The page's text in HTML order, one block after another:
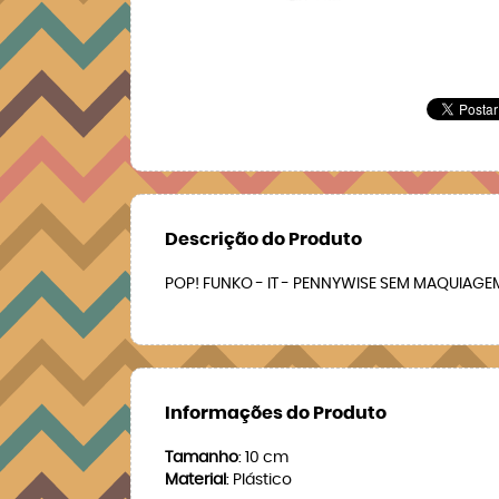
Descrição do Produto
POP! FUNKO - IT - PENNYWISE SEM
Informações do Produto
Tamanho: 10 cm
Material : Plástico